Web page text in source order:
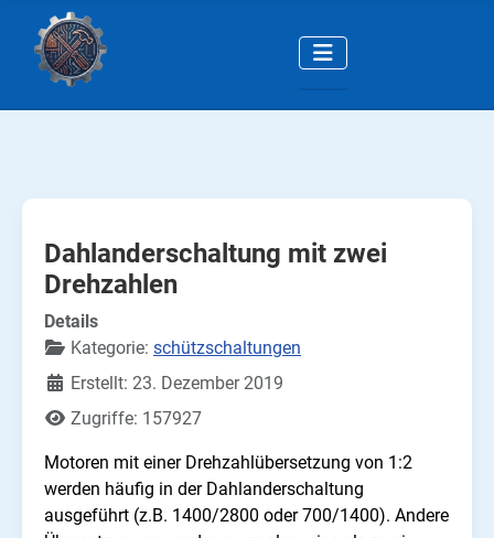
Dahlanderschaltung mit zwei
Drehzahlen
Details
Kategorie: schützschaltungen
Erstellt: 23. Dezember 2019
Zugriffe: 157927
Motoren mit einer Drehzahlübersetzung von 1:2
werden häufig in der Dahlanderschaltung
ausgeführt (z.B. 1400/2800 oder 700/1400). Andere